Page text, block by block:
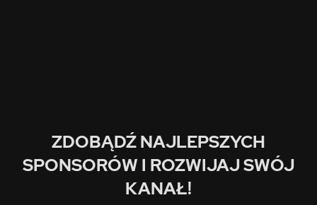
ZDOBĄDŹ NAJLEPSZYCH
SPONSORÓW I ROZWIJAJ SWÓJ
KANAŁ!